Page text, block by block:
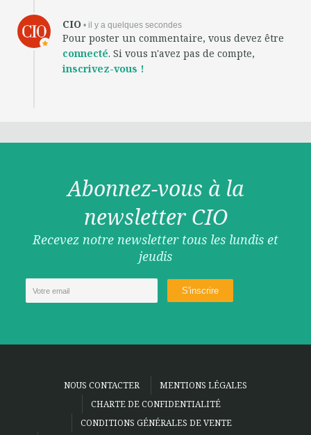
CIO • il y a quelques secondes
Pour poster un commentaire, vous devez être
connecté. Si vous n'avez pas de compte,
inscrivez-vous !
Abonnez-vous à la
newsletter CIO
Recevez notre newsletter tous les lundis et
jeudis
NOUS CONTACTER
MENTIONS LÉGALES
CHARTE DE CONFIDENTIALITÉ
CONDITIONS GÉNÉRALES DE VENTE